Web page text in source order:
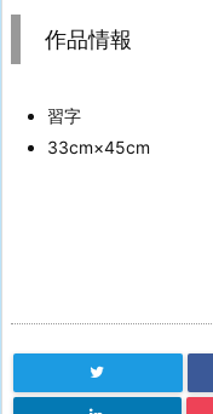
作品情報
習字
33cm×45cm